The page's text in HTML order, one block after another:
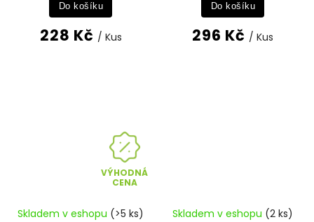
228 Kč / Kus
Do košíku
296 Kč / Kus
Do košíku
VÝHODNÁ
CENA
Skladem v eshopu (>5 ks) Skladem v eshopu (2 ks)